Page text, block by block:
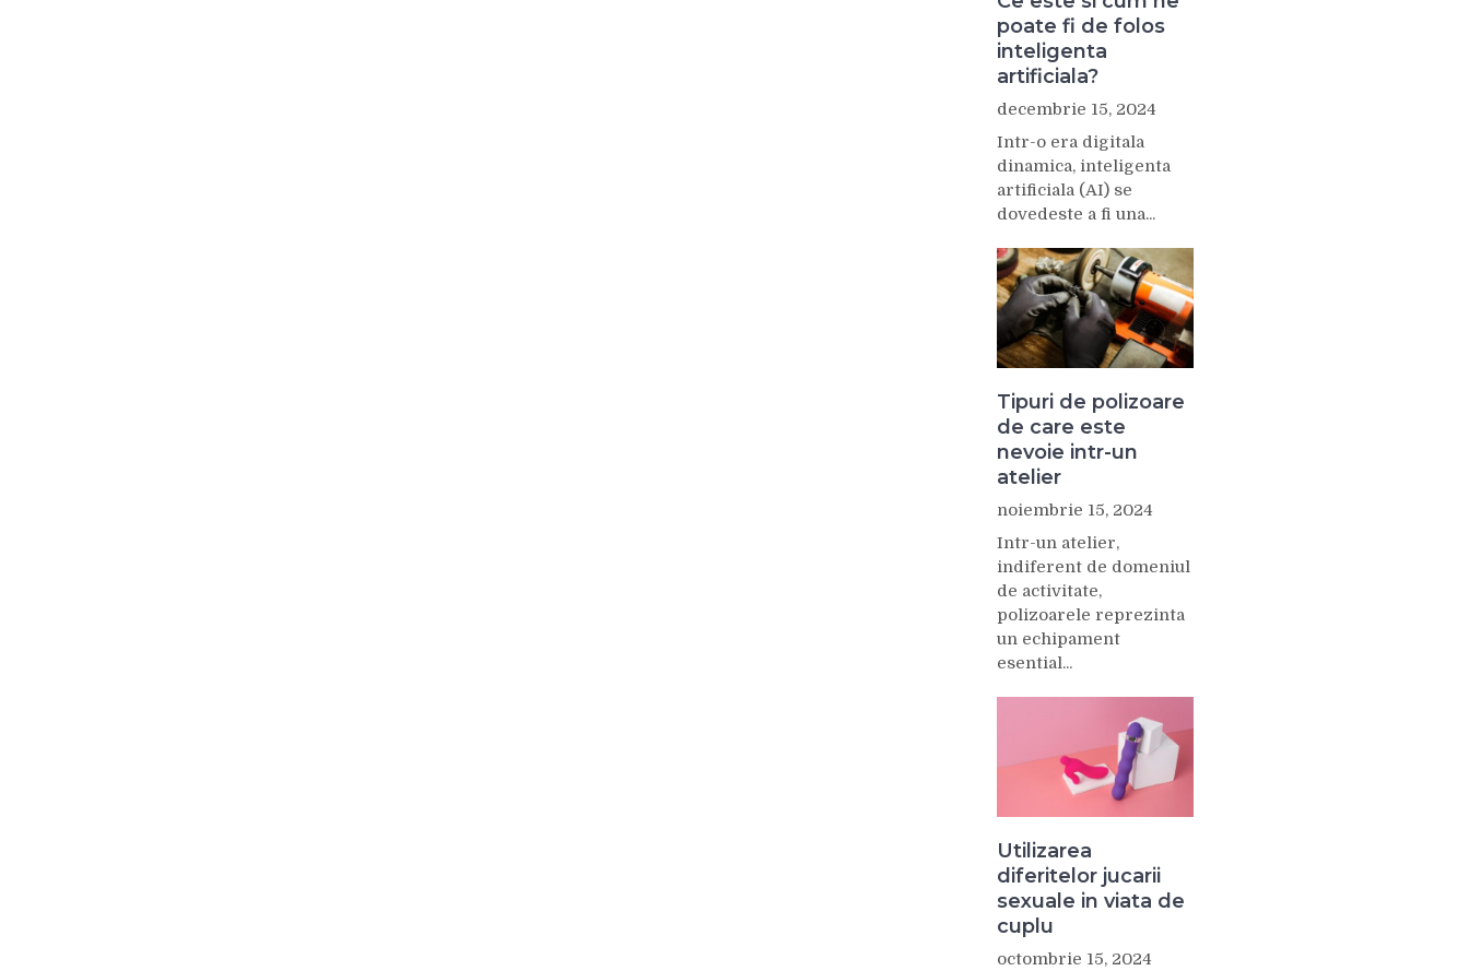
poate fi de folos
inteligenta
artificiala?
decembrie 15, 2024
Intr-o era digitala
dinamica, inteligenta
artificiala (AI) se
dovedeste a fi una...
Tipuri de polizoare
de care este
nevoie intr-un
atelier
noiembrie 15, 2024
Intr-un atelier,
indiferent de domeniul
de activitate,
polizoarele reprezinta
un echipament
esential...
Utilizarea
diferitelor jucarii
sexuale in viata de
cuplu
octombrie 15, 2024